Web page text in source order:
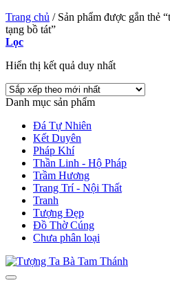
Trang chủ /Sản phẩm được gắn thẻ
tạng bồ tát”
Lọc
Hiển thị kết quả duy nhất
Danh mục sản phẩm
Đá Tự Nhiên
Kết Duyên
Pháp Khí
Thần Linh - Hộ Pháp
Trầm Hương
Trang Trí - Nội Thất
Tranh
Tượng Đẹp
Đồ Thờ Cúng
Chưa phân loại